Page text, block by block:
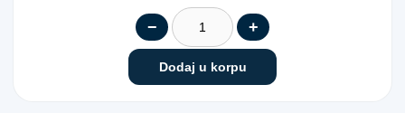
− +
Dodaj u korpu